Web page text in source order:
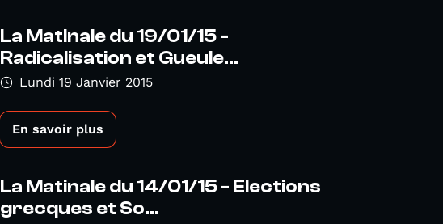
La Matinale du 19/01/15 -
Radicalisation et Gueule...
Lundi 19 Janvier 2015
En savoir plus
La Matinale du 14/01/15 - Elections
grecques et So...